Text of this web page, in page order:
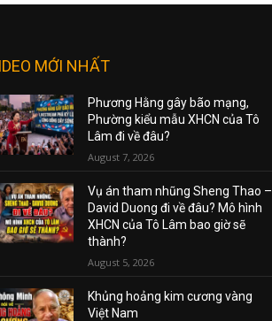
MỚI NHẤT
Phương Hằng gây bão mạng,
Phường kiểu mẫu XHCN của Tô
Lâm đi về đâu?
August 7, 2026
Vụ án tham nhũng Sheng Thao –
David Duong đi về đâu? Mô hình
XHCN của Tô Lâm bao giờ sẽ
thành?
August 5, 2026
Khủng hoảng kim cương vàng
Việt Nam